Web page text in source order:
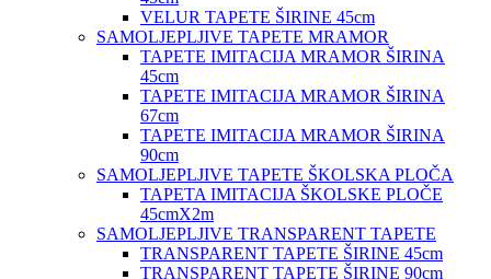
VELUR TAPETE ŠIRINE 45cm
SAMOLJEPLJIVE TAPETE MRAMOR
TAPETE IMITACIJA MRAMOR ŠIRINA
45cm
TAPETE IMITACIJA MRAMOR ŠIRINA
67cm
TAPETE IMITACIJA MRAMOR ŠIRINA
90cm
SAMOLJEPLJIVE TAPETE ŠKOLSKA PLOČA
TAPETA IMITACIJA ŠKOLSKE PLOČE
45cmX2m
SAMOLJEPLJIVE TRANSPARENT TAPETE
TRANSPARENT TAPETE ŠIRINE 45cm
TRANSPARENT TAPETE ŠIRINE 90cm